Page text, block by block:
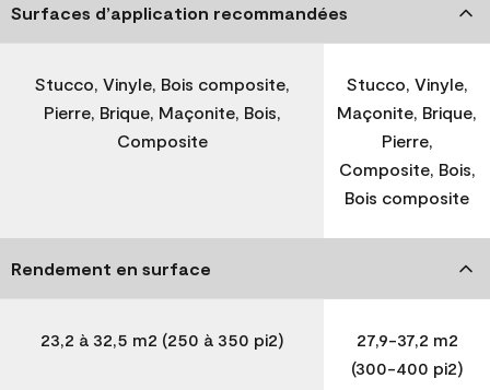
Surfaces d’application recommandées
Stucco, Vinyle, Bois composite,
Pierre, Brique, Maçonite, Bois,
Composite
Stucco, Vinyle,
Maçonite, Brique,
Pierre,
Composite, Bois,
Bois composite
Rendement en surface
23,2 à 32,5 m2 (250 à 350 pi2)
27,9-37,2 m2
(300-400 pi2)